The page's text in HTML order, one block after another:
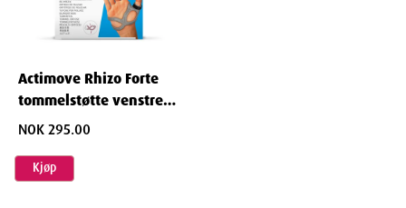
Actimove Rhizo Forte
tommelstøtte venstre
str S 1 stk
NOK 295.00
Kjøp